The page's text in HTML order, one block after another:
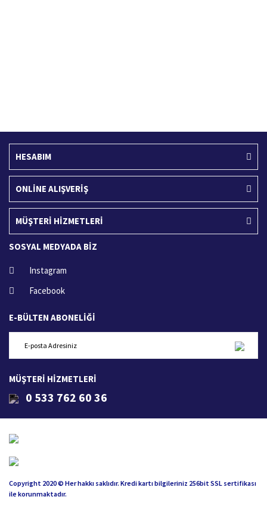
HESABIM
ONLİNE ALIŞVERİŞ
MÜŞTERİ HİZMETLERİ
SOSYAL MEDYADA BİZ
Instagram
Facebook
E-BÜLTEN ABONELİĞİ
MÜŞTERİ HİZMETLERİ
0 533 762 60 36
Copyright 2020 © Her hakkı saklıdır. Kredi kartı bilgileriniz 256bit SSL sertifikası
ile korunmaktadır.